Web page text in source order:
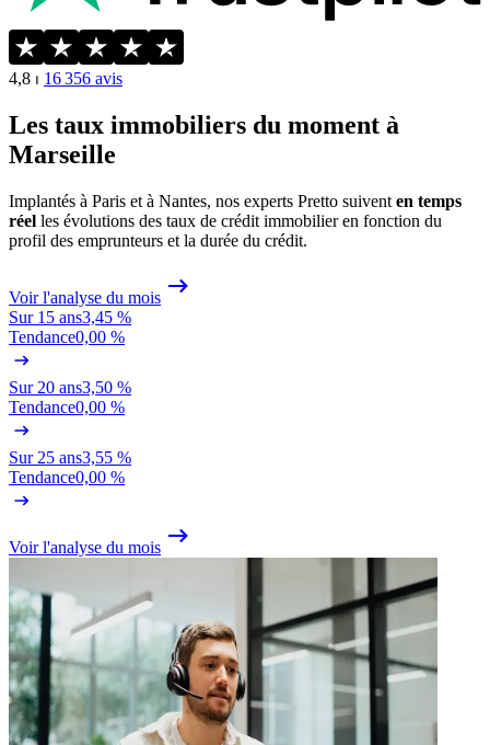
4,8 ⏐ 16 356 avis
Les taux immobiliers du moment à
Marseille
Implantés à Paris et à Nantes, nos experts Pretto suivent en temps
réel les évolutions des taux de crédit immobilier en fonction du
profil des emprunteurs et la durée du crédit.
Voir l'analyse du mois
Sur 15 ans3,45 %
Tendance0,00 %
Sur 20 ans3,50 %
Tendance0,00 %
Sur 25 ans3,55 %
Tendance0,00 %
Voir l'analyse du mois